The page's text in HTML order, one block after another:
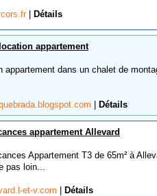
Détails
appartement
appartement dans un chalet de
Détails
appartement Allevard
Appartement T3 de 65m² à
pas loin...
et-v.com Détails